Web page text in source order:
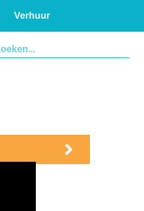
Verhuur